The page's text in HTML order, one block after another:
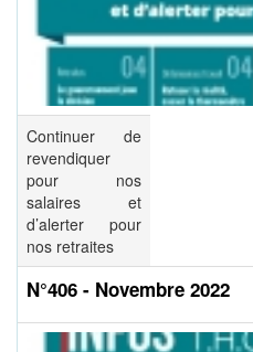
Continuer de
revendiquer
pour nos
salaires et
d’alerter pour
nos retraites
N°406 - Novembre 2022